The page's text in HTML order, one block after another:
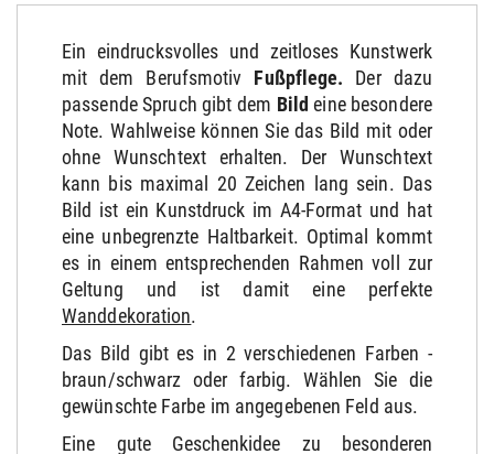
Ein eindrucksvolles und zeitloses Kunstwerk
mit dem Berufsmotiv Fußpflege. Der dazu
passende Spruch gibt dem Bild eine besondere
Note. Wahlweise können Sie das Bild mit oder
ohne Wunschtext erhalten. Der Wunschtext
kann bis maximal 20 Zeichen lang sein. Das
Bild ist ein Kunstdruck im A4-Format und hat
eine unbegrenzte Haltbarkeit. Optimal kommt
es in einem entsprechenden Rahmen voll zur
Geltung und ist damit eine perfekte
Wanddekoration.
Das Bild gibt es in 2 verschiedenen Farben -
braun/schwarz oder farbig. Wählen Sie die
gewünschte Farbe im angegebenen Feld aus.
Eine gute Geschenkidee zu besonderen